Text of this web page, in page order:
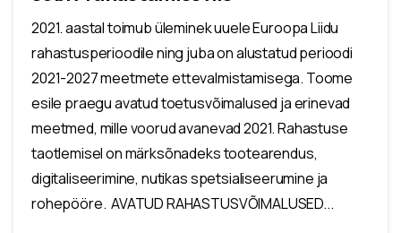
2021. aastal toimub üleminek uuele Euroopa Liidu
rahastusperioodile ning juba on alustatud perioodi
2021-2027 meetmete ettevalmistamisega. Toome
esile praegu avatud toetusvõimalused ja erinevad
meetmed, mille voorud avanevad 2021. Rahastuse
taotlemisel on märksõnadeks tootearendus,
digitaliseerimine, nutikas spetsialiseerumine ja
rohepööre. AVATUD RAHASTUSVÕIMALUSED...